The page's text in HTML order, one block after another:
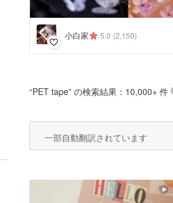
小白家 5.0 (2,150)
“PET tape” の検索結果：10,000+ 件
一部自動翻訳されています